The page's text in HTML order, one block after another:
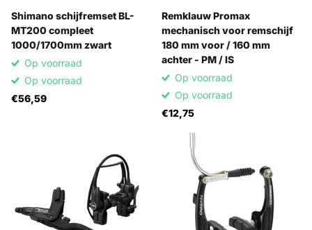
Shimano schijfremset BL-
MT200 compleet
1000/1700mm zwart
Op voorraad
Op voorraad
€56,59
Remklauw Promax
mechanisch voor remschijf
180 mm voor / 160 mm
achter - PM / IS
Op voorraad
Op voorraad
€12,75